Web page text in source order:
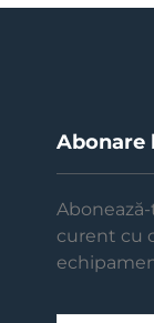
Abonare
curent cu